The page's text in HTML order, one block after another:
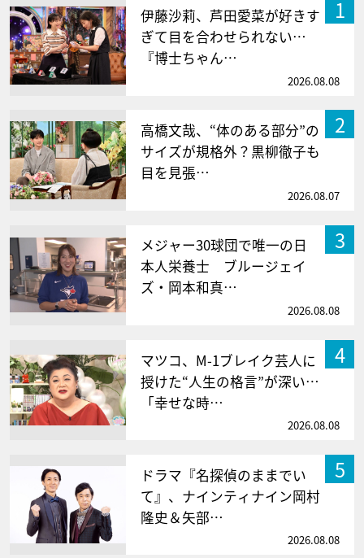
1
伊藤沙莉、芦田愛菜が好きす
ぎて目を合わせられない…
『博士ちゃん…
2026.08.08
2
高橋文哉、“体のある部分”の
サイズが規格外？黒柳徹子も
目を見張…
2026.08.07
3
メジャー30球団で唯一の日
本人栄養士 ブルージェイ
ズ・岡本和真…
2026.08.08
4
マツコ、M-1ブレイク芸人に
授けた“人生の格言”が深い…
「幸せな時…
2026.08.08
5
ドラマ『名探偵のままでい
て』、ナインティナイン岡村
隆史＆矢部…
2026.08.08